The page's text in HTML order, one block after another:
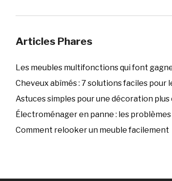
Articles Phares
Les meubles multifonctions qui font
Cheveux abîmés : 7 solutions faciles
Astuces simples pour une décoration
Électroménager en panne : les
Comment relooker un meuble facilement